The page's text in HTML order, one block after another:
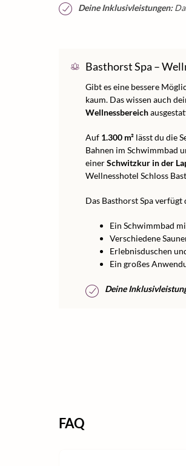
Deine Inklusivleistungen:
Basthorst Spa –
Gibt es eine bessere
kaum. Das wissen auch
Wellnessbereich
Auf 1.300 m² lässt du die
Bahnen im Schwimmbad
einerSchwitzkur in der
Wellnesshotel Schloss
Das Basthorst Spa verfügt
Ein Schwimmbad
Verschiedene
Erlebnisduschen
Ein großes
Deine
FAQ